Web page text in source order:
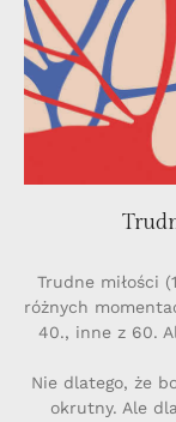
Trudne miłości
różnych
40., inne z 60.
Nie dlatego, że
okrutny. Ale